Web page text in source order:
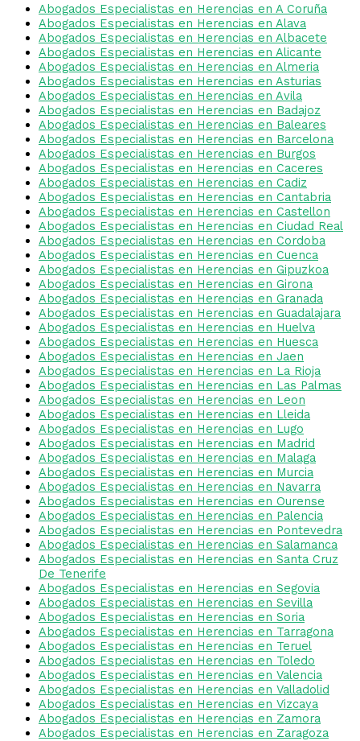
Abogados Especialistas en Herencias en A Coruña
Abogados Especialistas en Herencias en Alava
Abogados Especialistas en Herencias en Albacete
Abogados Especialistas en Herencias en Alicante
Abogados Especialistas en Herencias en Almeria
Abogados Especialistas en Herencias en Asturias
Abogados Especialistas en Herencias en Avila
Abogados Especialistas en Herencias en Badajoz
Abogados Especialistas en Herencias en Baleares
Abogados Especialistas en Herencias en Barcelona
Abogados Especialistas en Herencias en Burgos
Abogados Especialistas en Herencias en Caceres
Abogados Especialistas en Herencias en Cadiz
Abogados Especialistas en Herencias en Cantabria
Abogados Especialistas en Herencias en Castellon
Abogados Especialistas en Herencias en Ciudad Real
Abogados Especialistas en Herencias en Cordoba
Abogados Especialistas en Herencias en Cuenca
Abogados Especialistas en Herencias en Gipuzkoa
Abogados Especialistas en Herencias en Girona
Abogados Especialistas en Herencias en Granada
Abogados Especialistas en Herencias en Guadalajara
Abogados Especialistas en Herencias en Huelva
Abogados Especialistas en Herencias en Huesca
Abogados Especialistas en Herencias en Jaen
Abogados Especialistas en Herencias en La Rioja
Abogados Especialistas en Herencias en Las Palmas
Abogados Especialistas en Herencias en Leon
Abogados Especialistas en Herencias en Lleida
Abogados Especialistas en Herencias en Lugo
Abogados Especialistas en Herencias en Madrid
Abogados Especialistas en Herencias en Malaga
Abogados Especialistas en Herencias en Murcia
Abogados Especialistas en Herencias en Navarra
Abogados Especialistas en Herencias en Ourense
Abogados Especialistas en Herencias en Palencia
Abogados Especialistas en Herencias en Pontevedra
Abogados Especialistas en Herencias en Salamanca
Abogados Especialistas en Herencias en Santa Cruz
De Tenerife
Abogados Especialistas en Herencias en Segovia
Abogados Especialistas en Herencias en Sevilla
Abogados Especialistas en Herencias en Soria
Abogados Especialistas en Herencias en Tarragona
Abogados Especialistas en Herencias en Teruel
Abogados Especialistas en Herencias en Toledo
Abogados Especialistas en Herencias en Valencia
Abogados Especialistas en Herencias en Valladolid
Abogados Especialistas en Herencias en Vizcaya
Abogados Especialistas en Herencias en Zamora
Abogados Especialistas en Herencias en Zaragoza